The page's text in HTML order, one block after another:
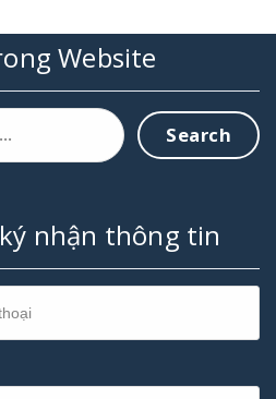
Website
nhận thông tin